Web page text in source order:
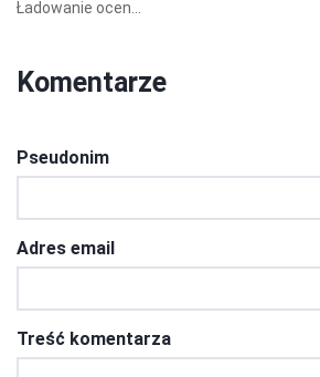
Ładowanie ocen...
Komentarze
Pseudonim
Adres email
Treść komentarza